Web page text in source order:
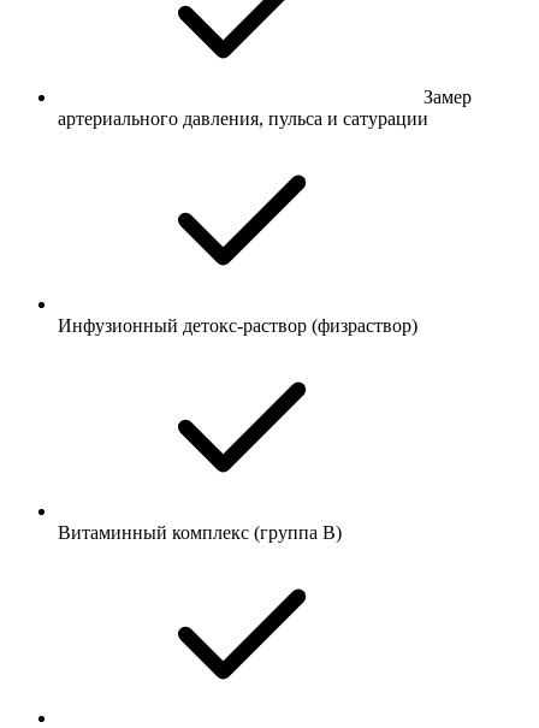
Замер
артериального давления, пульса и сатурации
Инфузионный детокс-раствор (физраствор)
Витаминный комплекс (группа B)